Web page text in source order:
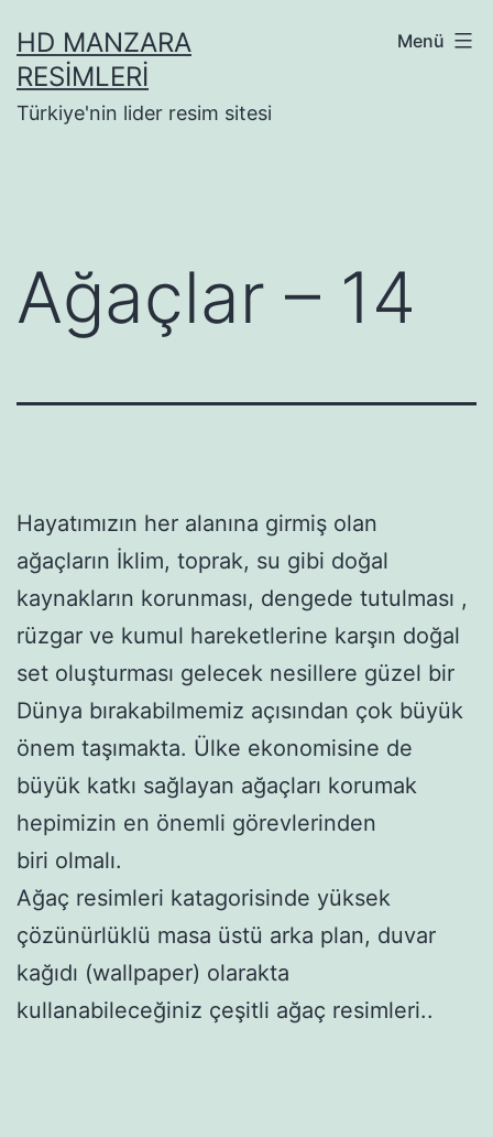
geçHD MANZARA
RESIMLERI
Türkiye'nin lider resim sitesi
Menü
Ağaçlar – 14
Hayatımızın her alanına girmiş olan
ağaçların İklim, toprak, su gibi doğal
kaynakların korunması, dengede tutulması ,
rüzgar ve kumul hareketlerine karşın doğal
set oluşturması gelecek nesillere güzel bir
Dünya bırakabilmemiz açısından çok büyük
önem taşımakta. Ülke ekonomisine de
büyük katkı sağlayan ağaçları korumak
hepimizin en önemli görevlerinden
biri olmalı.
Ağaç resimleri katagorisinde yüksek
çözünürlüklü masa üstü arka plan, duvar
kağıdı (wallpaper) olarakta
kullanabileceğiniz çeşitli ağaç resimleri..